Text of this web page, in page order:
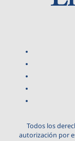
Todos los
autorización por